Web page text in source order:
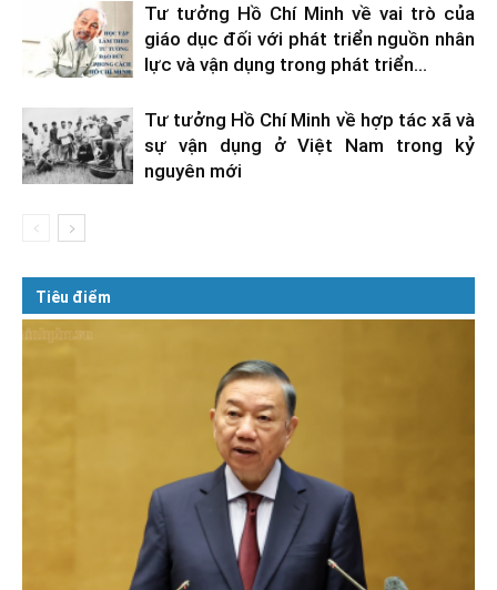
Tư tưởng Hồ Chí Minh về vai trò của
giáo dục đối với phát triển nguồn nhân
lực và vận dụng trong phát triển...
Tư tưởng Hồ Chí Minh về hợp tác xã và
sự vận dụng ở Việt Nam trong kỷ
nguyên mới
Tiêu điểm